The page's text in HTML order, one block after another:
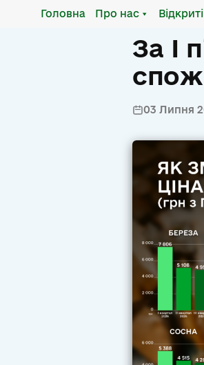
Головна Про нас
За І
03 Липня